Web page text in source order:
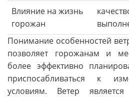
Влияние на жизнь
горожан
Понимание особенностей
позволяет горожанам и
более эффективно
приспосабливаться к
условиям. Ветер